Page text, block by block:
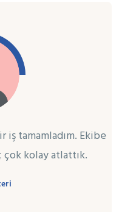
tamamladım. Ekibe
kolay atlattık.